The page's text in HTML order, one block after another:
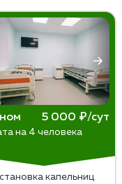
обращение
на успешное
5 000 ₽/сут
на 4 человека
капельниц